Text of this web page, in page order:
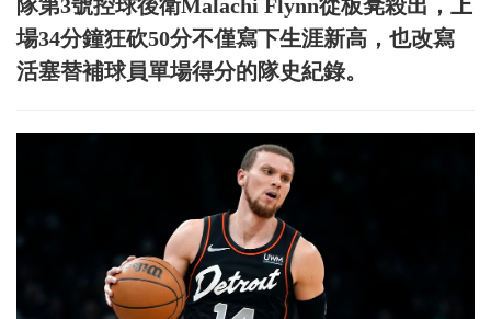
隊第3號控球後衛Malachi Flynn從板凳殺出，上
場34分鐘狂砍50分不僅寫下生涯新高，也改寫
活塞替補球員單場得分的隊史紀錄。